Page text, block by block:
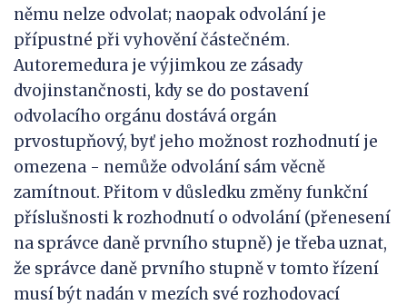
němu nelze odvolat; naopak odvolání je
přípustné při vyhovění částečném.
Autoremedura je výjimkou ze zásady
dvojinstančnosti, kdy se do postavení
odvolacího orgánu dostává orgán
prvostupňový, byť jeho možnost rozhodnutí je
omezena - nemůže odvolání sám věcně
zamítnout. Přitom v důsledku změny funkční
příslušnosti k rozhodnutí o odvolání (přenesení
na správce daně prvního stupně) je třeba uznat,
že správce daně prvního stupně v tomto řízení
musí být nadán v mezích své rozhodovací